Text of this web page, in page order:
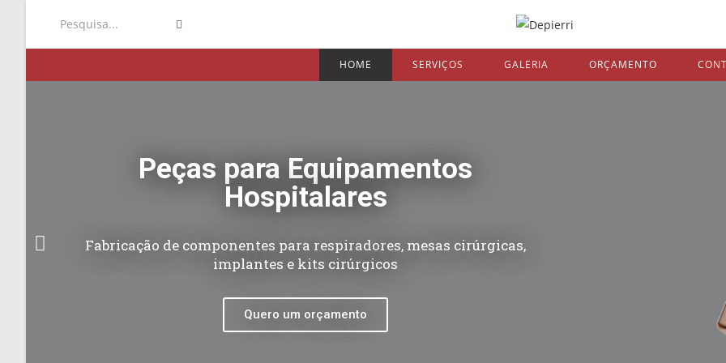
Pesquisa...
HOME SERVIÇOS GALERIA ORÇAMENTO
Peças para Equipamentos
Hospitalares
Fabricação de componentes para respiradores, mesas cirúrgicas,
implantes e kits cirúrgicos
Quero um orçamento